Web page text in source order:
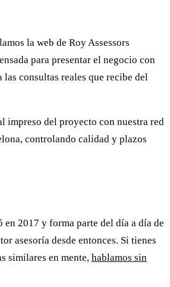
la web de Roy Assessors
para presentar el negocio con
consultas reales que recibe del
impreso del proyecto con nuestra red
controlando calidad y plazos
en 2017 y forma parte del día a día de
asesoría desde entonces. Si tienes
similares en mente, hablamos sin